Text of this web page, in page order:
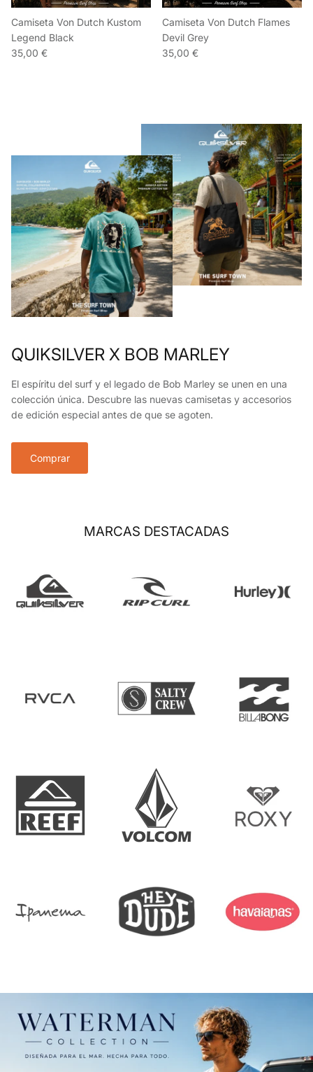
Camiseta Von Dutch Kustom
Legend Black
35,00 €
Camiseta Von Dutch Flames
Devil Grey
35,00 €
QUIKSILVER X BOB MARLEY
El espíritu del surf y el legado de Bob Marley se unen en una
colección única. Descubre las nuevas camisetas y accesorios
de edición especial antes de que se agoten.
Comprar
MARCAS DESTACADAS